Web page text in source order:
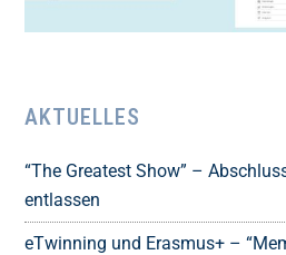
AKTUELLES
“The Greatest Show” –
entlassen
eTwinning und Erasmus+ –